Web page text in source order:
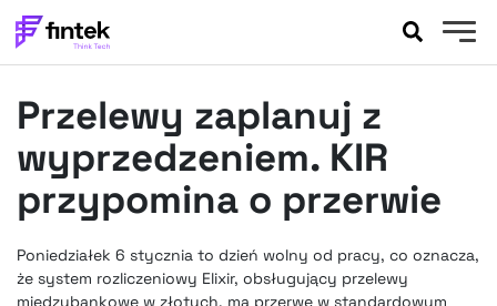
BANKOWOŚĆ
FELIETONY
WYWIADY
PODCASTY
EXTRA
Przelewy zaplanuj z
wyprzedzeniem. KIR
przypomina o przerwie
Poniedziałek 6 stycznia to dzień wolny od pracy, co oznacza,
że system rozliczeniowy Elixir, obsługujący przelewy
międzybankowe w złotych, ma przerwę w standardowym